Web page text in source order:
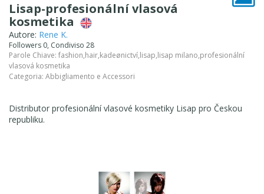
Lisap-profesionální vlasová
kosmetika
Autore: Rene K.
Followers 0, Condiviso 28
Parole Chiave: fashion,hair,kadeønictví,lisap,lisap milano,profesionální
vlasová kosmetika
Categoria: Abbigliamento e Accessori
Distributor profesionální vlasové kosmetiky Lisap pro Českou
republiku.